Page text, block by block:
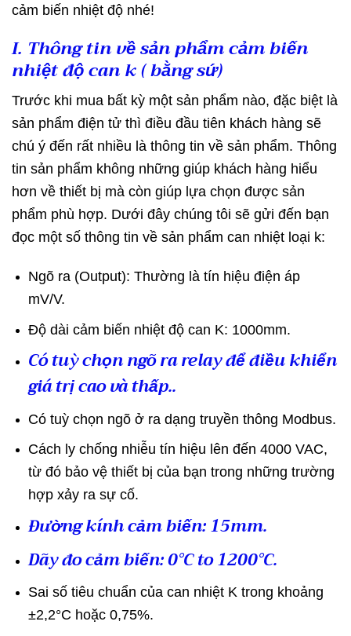
cảm biến nhiệt độ nhé!
I. Thông tin về sản phẩm cảm biến
nhiệt độ can k ( bằng sứ)
Trước khi mua bất kỳ một sản phẩm nào, đặc biệt là
sản phẩm điện tử thì điều đầu tiên khách hàng sẽ
chú ý đến rất nhiều là thông tin về sản phẩm. Thông
tin sản phẩm không những giúp khách hàng hiểu
hơn về thiết bị mà còn giúp lựa chọn được sản
phẩm phù hợp. Dưới đây chúng tôi sẽ gửi đến bạn
đọc một số thông tin về sản phẩm can nhiệt loại k:
Ngõ ra (Output): Thường là tín hiệu điện áp
mV/V.
Độ dài cảm biến nhiệt độ can K: 1000mm.
Có tuỳ chọn ngõ ra relay để điều khiển
giá trị cao và thấp..
Có tuỳ chọn ngõ ở ra dạng truyền thông Modbus.
Cách ly chống nhiễu tín hiệu lên đến 4000 VAC,
từ đó bảo vệ thiết bị của bạn trong những trường
hợp xảy ra sự cố.
Đường kính cảm biến: 15mm.
Dãy đo cảm biến: 0°C to 1200°C.
Sai số tiêu chuẩn của can nhiệt K trong khoảng
±2,2°C hoặc 0,75%.